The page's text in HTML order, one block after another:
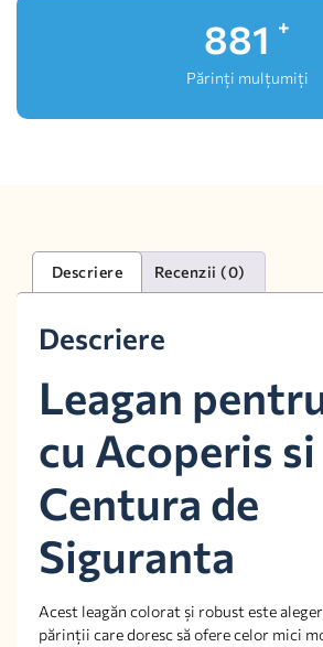
991 +
Părinți mulțumiți
Descriere Recenzii (0)
Descriere
Leagan
cu Acoperis si
Centura de
Siguranta
Acest leagăn colorat și robust este
părinții care doresc să ofere celor mici